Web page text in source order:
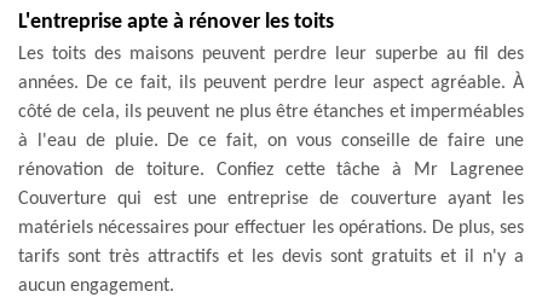
L'entreprise apte à rénover les toits
Les toits des maisons peuvent perdre leur superbe au fil des
années. De ce fait, ils peuvent perdre leur aspect agréable. À
côté de cela, ils peuvent ne plus être étanches et imperméables
à l'eau de pluie. De ce fait, on vous conseille de faire une
rénovation de toiture. Confiez cette tâche à Mr Lagrenee
Couverture qui est une entreprise de couverture ayant les
matériels nécessaires pour effectuer les opérations. De plus, ses
tarifs sont très attractifs et les devis sont gratuits et il n'y a
aucun engagement.